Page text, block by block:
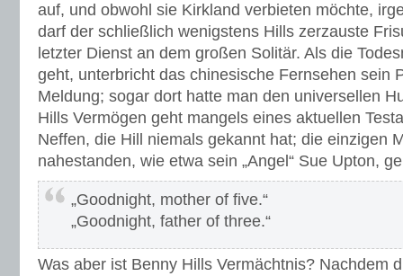
auf, und obwohl sie Kirkland verbieten möchte,
darf der schließlich wenigstens Hills zerzauste
letzter Dienst an dem großen Solitär. Als die
geht, unterbricht das chinesische Fernsehen sein
Meldung; sogar dort hatte man den universellen
Hills Vermögen geht mangels eines aktuellen
Neffen, die Hill niemals gekannt hat; die einzigen
nahestanden, wie etwa sein „Angel“ Sue Upton,
„Goodnight, mother of five.“
„Goodnight, father of three.“
Was aber ist Benny Hills Vermächtnis? Nachdem